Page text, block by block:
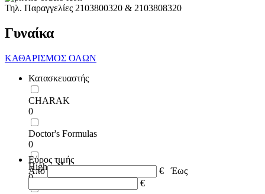
Τηλ. Παραγγελίες 2103800320 & 2103808320
Γυναίκα
ΚΑΘΑΡΙΣΜΟΣ ΟΛΩΝ
Κατασκευαστής
CHARAK
0
Doctor's Formulas
0
Higher Nature
0
Εύρος τιμής
Από
€
Έως
€